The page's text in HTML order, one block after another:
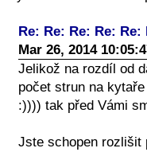
Re: Re: Re: Re: Re:
Mar 26, 2014
Jelikož na rozdíl od
počet strun na
:)))) tak před Vámi
Jste schopen rozlišit